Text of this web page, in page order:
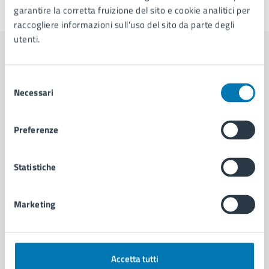
garantire la corretta fruizione del sito e cookie analitici per
raccogliere informazioni sull'uso del sito da parte degli
utenti.
delNecessari
Preferenze
Statistiche
Marketing
Accetta tutti
Ultimo aggiornamento:15/05/2026, 16:21
U.O. Attività Tecniche - Municipalità 2
Sottoservizi